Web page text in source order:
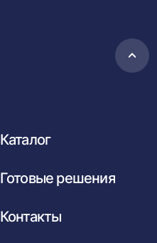
в
Каталог
Готовые решения
Контакты